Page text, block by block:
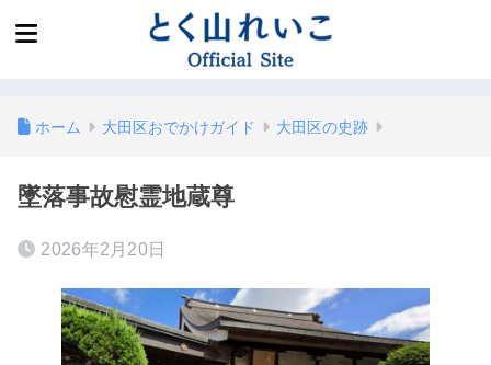
ホーム 大田区おでかけガイド 大田区の史跡
墜落事故慰霊地蔵尊
2026年2月20日